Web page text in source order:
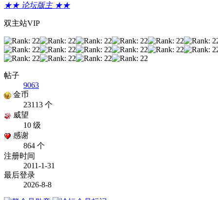
★★ 论坛版主 ★★
双主站VIP
帖子
9063
金币
23113 个
威望
10 级
感谢
864 个
注册时间
2011-1-31
最后登录
2026-8-8